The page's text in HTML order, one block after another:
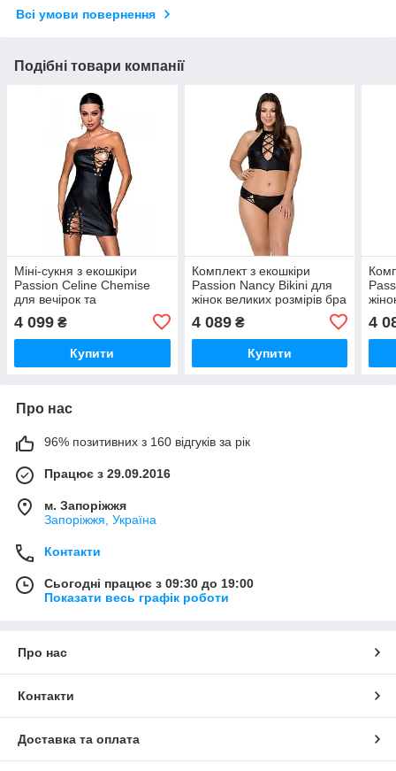
Всі умови повернення
Подібні товари компанії
Міні-сукня з екошкіри
Passion Celine Chemise
для вечірок та
романтичних зустрічей зі
шнурівкою та трусиками
4 099 ₴
Купити
Комплект з екошкіри
Passion Nancy Bikini для
жінок великих розмірів бра
4 089₴
Купити
для
4
Про нас
96% позитивних з 160 відгуків за рік
Працює з 29.09.2016
м. Запоріжжя
Запоріжжя, Україна
Контакти
Сьогодні працює з 09:30 до 19:00
Показати весь графік роботи
Про нас
Контакти
Доставка та оплата